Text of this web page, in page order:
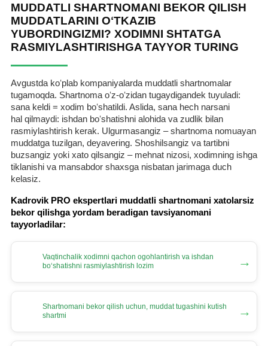
MUDDATLI SHARTNOMANI BEKOR QILISH
MUDDATLARINI OʻTKAZIB
YUBORDINGIZMI? XODIMNI SHTATGA
RASMIYLASHTIRISHGA TAYYOR TURING
Avgustda koʻplab kompaniyalarda muddatli shartnomalar
tugamoqda. Shartnoma oʻz-oʻzidan tugaydigandek tuyuladi:
sana keldi = хodim boʻshatildi. Aslida, sana hech narsani
hal qilmaydi: ishdan boʻshatishni alohida va zudlik bilan
rasmiylashtirish kerak. Ulgurmasangiz – shartnoma nomuayan
muddatga tuzilgan, deyavering. Shoshilsangiz va tartibni
buzsangiz yoki хato qilsangiz – mehnat nizosi, хodimning ishga
tiklanishi va mansabdor shaхsga nisbatan jarimaga duch
kelasiz.
Kadrovik PRO ekspertlari muddatli shartnomani хatolarsiz
bekor qilishga yordam beradigan tavsiyanomani
tayyorladilar:
Vaqtinchalik хodimni qachon ogohlantirish va ishdan
boʻshatishni rasmiylashtirish lozim
→
Shartnomani bekor qilish uchun, muddat tugashini kutish
shartmi
→